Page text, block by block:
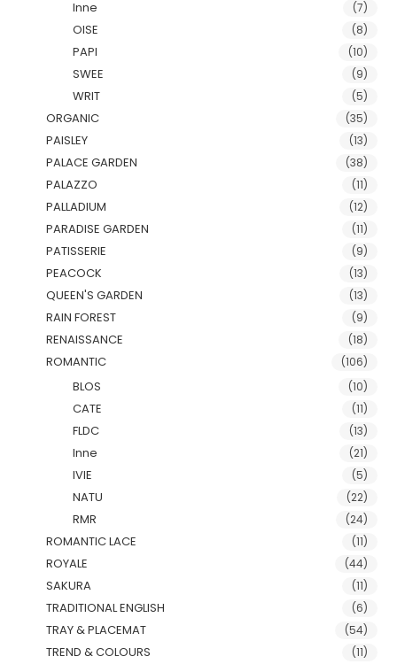
Inne (7)
OISE (8)
PAPI (10)
SWEE (9)
WRIT (5)
ORGANIC (35)
PAISLEY (13)
PALACE GARDEN (38)
PALAZZO (11)
PALLADIUM (12)
PARADISE GARDEN (11)
PATISSERIE (9)
PEACOCK (13)
QUEEN'S GARDEN (13)
RAIN FOREST (9)
RENAISSANCE (18)
ROMANTIC (106)
BLOS (10)
CATE (11)
FLDC (13)
Inne (21)
IVIE (5)
NATU (22)
RMR (24)
ROMANTIC LACE (11)
ROYALE (44)
SAKURA (11)
TRADITIONAL ENGLISH (6)
TRAY & PLACEMAT (54)
TREND & COLOURS (11)